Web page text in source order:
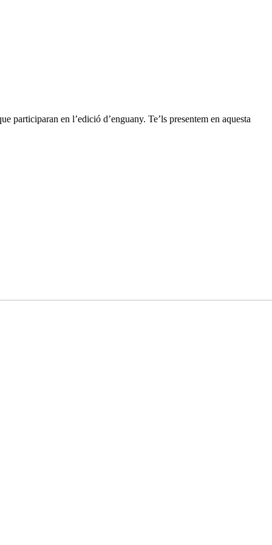
participaran en l’edició d’enguany. Te’ls presentem en aquesta